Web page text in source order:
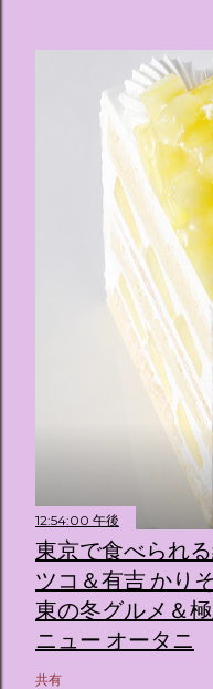
12:54:00 午後
東京で食べられ
ツコ＆有吉 かり
東の冬グルメ＆
ニュー オータニ
共有